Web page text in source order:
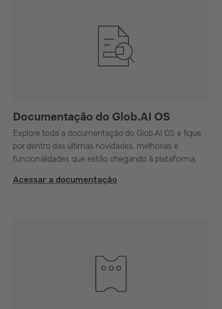
Documentação do Glob.AI OS
Explore toda a documentação do Glob.AI OS e fique
por dentro das últimas novidades, melhorias e
funcionalidades que estão chegando à plataforma.
Acessar a documentação